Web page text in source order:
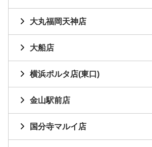
大丸福岡天神店
大船店
横浜ポルタ店(東口)
金山駅前店
国分寺マルイ店